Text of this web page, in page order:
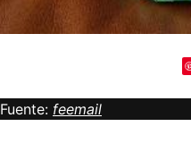
Fuente: feemail